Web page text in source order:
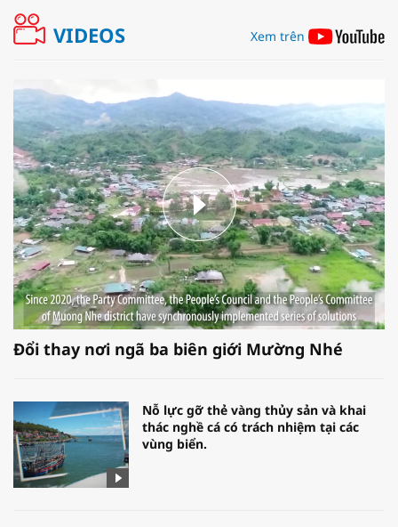
VIDEOS Xem trên
Đổi thay nơi ngã ba biên giới Mường Nhé
Nỗ lực gỡ thẻ vàng thủy sản và khai
thác nghề cá có trách nhiệm tại các
vùng biển.